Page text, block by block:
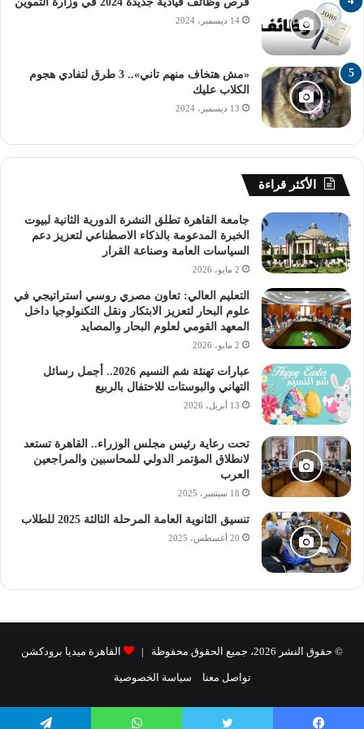
– كلية التربية بتفهنا الأشراف بالدقهلية.
– كلية التربية بالقاهرة وأسيوط.
– كلية الخدمة الاجتماعية للبنين بالخانكة فصول تفهنا الأشراف.
خطوات تسجيل
الرغبات في تنسيق
الثانوية الأزهرية 2024
لتسجيل الرغبات في الكليات والمعاهد الأزهرية المتاحة، يجب
اتباع الخطوات التالية بدقة:
– ابدأ بالدخول على موقع التنسيق عبر الرابط
https://tansik.digital.gov.eg/application/.
– من الصفحة الرئيسية، اختر “خدمات تنسيق الثانوية الأزهرية”.
– أدخل رقم الجلوس الخاص بالطالب في الحقل المخصص.
– قم بإدخال الرقم السري المخصص للطالب.
– اضغط على “الخطوة التالية” للانتقال إلى الخطوة التالية.
14 ديسمبر، 2024
«مش هتخاف منهم تاني».. 3 طرق لتفادي هجوم
الكلاب عليك
13 ديسمبر، 2024
الأكثر قراءة
جامعة القاهرة تطلق النشرة الدورية الثانية لبيوت
الخبرة المدعومة بالذكاء الاصطناعي لتعزيز دعم
السياسات العامة وصناعة القرار
2 مايو، 2026
التعليم العالي: تعاون مصري روسي استراتيجي في
علوم البحار لتعزيز الابتكار ونقل التكنولوجيا داخل
المعهد القومي لعلوم البحار والمصايد
2 مايو، 2026
عبارات تهنئة شم النسيم 2026.. أجمل رسائل
التهاني والبوستات للاحتفال بالربيع
13 أبريل، 2026
تحت رعاية رئيس مجلس الوزراء.. القاهرة تستعد
لانطلاق المؤتمر الدولي للمحاسبين والمراجعين
العرب
18 سبتمبر، 2025
تنسيق الثانوية العامة المرحلة الثالثة 2025 للطلاب
20 أغسطس، 2025
© حقوق النشر 2026، جميع الحقوق محفوظة | القاهرة ميديا برودكشن
تواصل معنا سياسة الخصوصية